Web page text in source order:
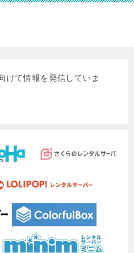
けて情報を発信していま